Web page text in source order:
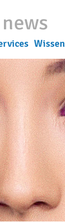
news
Wissen